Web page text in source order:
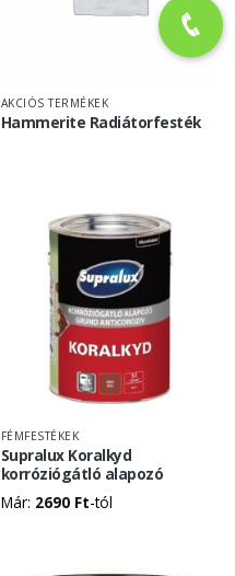
AKCIÓS TERMÉKEK
Hammerite Radiátorfesték
FÉMFESTÉKEK
Supralux Koralkyd
korróziógátló alapozó
Már: 2690 Ft-tól